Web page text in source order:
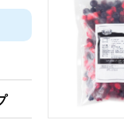
発泡スチロールカップ
ンクカップ・ストロー